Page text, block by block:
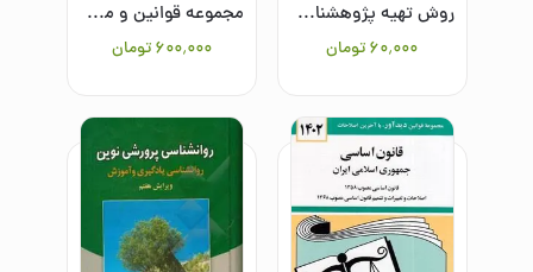
روش تهیه پژوهشنامه در روانشناسی و علوم تربیتی
۶۰٬۰۰۰تومان
مجموعه قوانین و مقررات تجاری و بازرگانی
۶۰۰٬۰۰۰تومان